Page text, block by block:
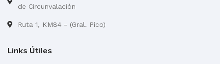
de Circunvalación
Ruta 1, KM84 - (Gral. Pico)
Links Útiles